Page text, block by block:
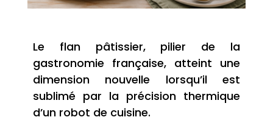
Le flan pâtissier, pilier de la
gastronomie française, atteint une
dimension nouvelle lorsqu’il est
sublimé par la précision thermique
d’un robot de cuisine.